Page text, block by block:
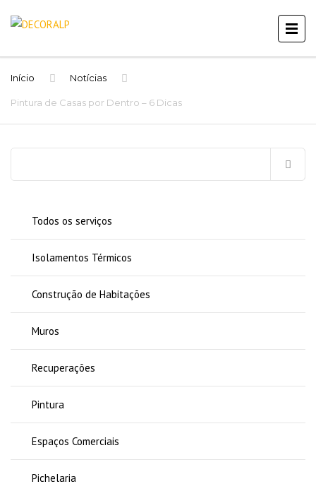
Início Notícias
Pintura de Casas por Dentro – 6 Dicas
Todos os serviços
Isolamentos Térmicos
Construção de Habitações
Muros
Recuperações
Pintura
Espaços Comerciais
Pichelaria